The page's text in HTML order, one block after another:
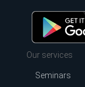
Our services
Seminars